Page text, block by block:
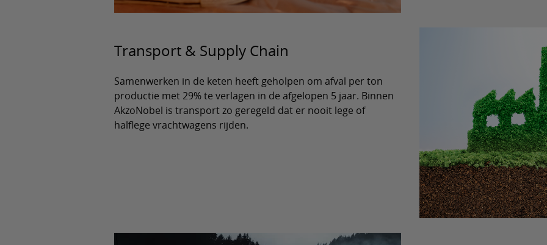
Transport & Supply Chain
Samenwerken in de keten heeft geholpen om afval per ton
productie met 29% te verlagen in de afgelopen 5 jaar. Binnen
AkzoNobel is transport zo geregeld dat er nooit lege of
halflege vrachtwagens rijden.